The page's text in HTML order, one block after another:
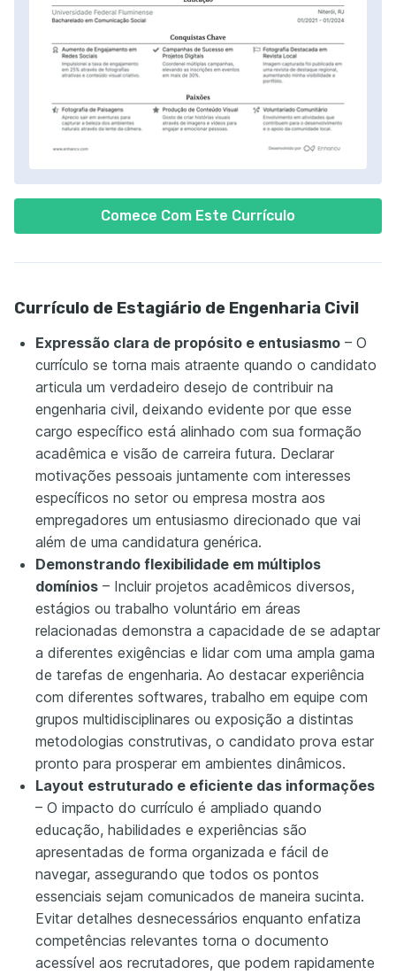
Comece Com Este Currículo
Currículo de Estagiário de Engenharia Civil
Expressão clara de propósito e entusiasmo – O
currículo se torna mais atraente quando o candidato
articula um verdadeiro desejo de contribuir na
engenharia civil, deixando evidente por que esse
cargo específico está alinhado com sua formação
acadêmica e visão de carreira futura. Declarar
motivações pessoais juntamente com interesses
específicos no setor ou empresa mostra aos
empregadores um entusiasmo direcionado que vai
além de uma candidatura genérica.
Demonstrando flexibilidade em múltiplos
domínios – Incluir projetos acadêmicos diversos,
estágios ou trabalho voluntário em áreas
relacionadas demonstra a capacidade de se adaptar
a diferentes exigências e lidar com uma ampla gama
de tarefas de engenharia. Ao destacar experiência
com diferentes softwares, trabalho em equipe com
grupos multidisciplinares ou exposição a distintas
metodologias construtivas, o candidato prova estar
pronto para prosperar em ambientes dinâmicos.
Layout estruturado e eficiente das informações
– O impacto do currículo é ampliado quando
educação, habilidades e experiências são
apresentadas de forma organizada e fácil de
navegar, assegurando que todos os pontos
essenciais sejam comunicados de maneira sucinta.
Evitar detalhes desnecessários enquanto enfatiza
competências relevantes torna o documento
acessível aos recrutadores, que podem rapidamente